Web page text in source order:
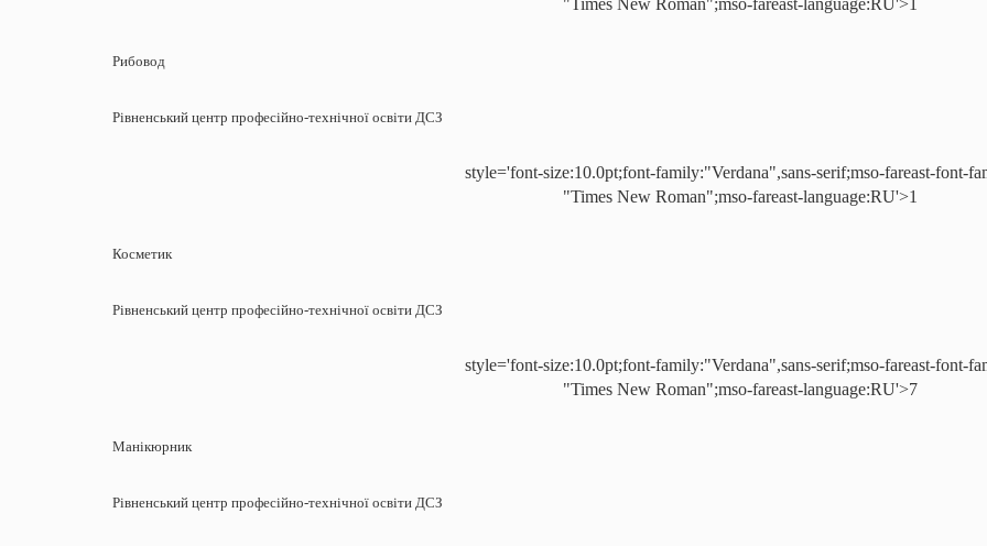
Рибовод
Рівненський центр професійно-технічної освіти ДСЗ
style='font-size:10.0pt;font-family:"Verdana",sans-serif;mso-fareast-font-
"Times New Roman";mso-fareast-language:RU'>1
Косметик
Рівненський центр професійно-технічної освіти ДСЗ
style='font-size:10.0pt;font-family:"Verdana",sans-serif;mso-fareast-font-
"Times New Roman";mso-fareast-language:RU'>7
Манікюрник
Рівненський центр професійно-технічної освіти ДСЗ